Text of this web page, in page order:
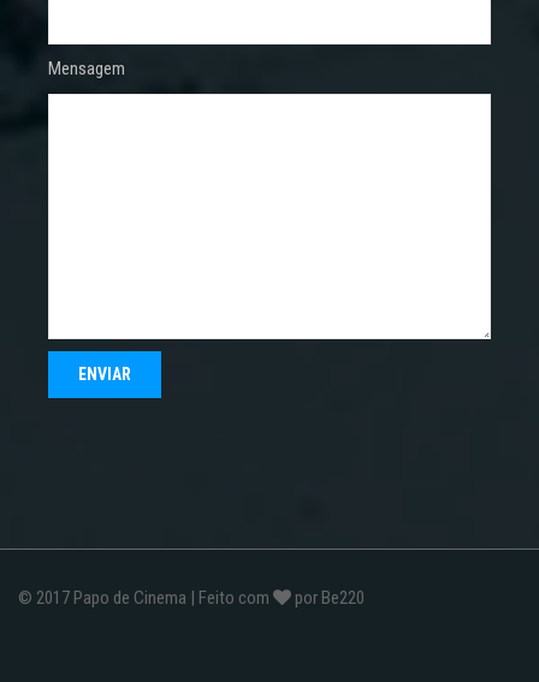
Mensagem
© 2017 Papo de Cinema | Feito com por Be220